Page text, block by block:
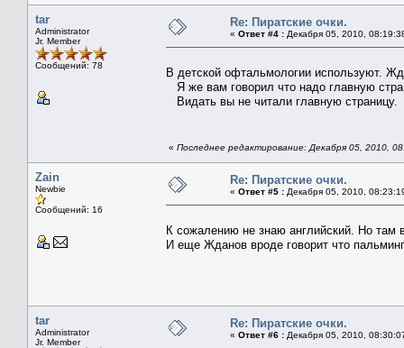
tar
Administrator
Jr. Member
Сообщений: 78
Re: Пиратские очки.
« Ответ #4 : Декабря 05, 2010,
В детской офтальмологии используют.
Я же вам говорил что надо главную
Видать вы не читали главную страницу.
« Последнее редактирование: Декабря 05, 2010,
Zain
Newbie
Сообщений: 16
Re: Пиратские очки.
« Ответ #5 : Декабря 05, 2010,
К сожалению не знаю английский. Но там
И еще Жданов вроде говорит что
tar
Administrator
Jr. Member
Re: Пиратские очки.
« Ответ #6 : Декабря 05, 2010,